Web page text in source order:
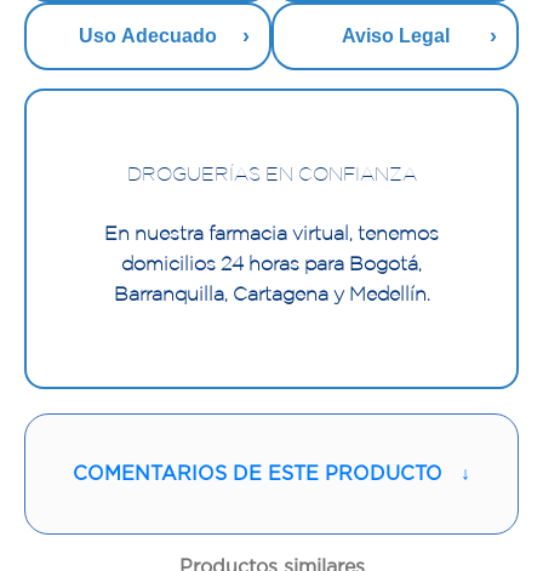
Uso Adecuado Aviso Legal
DROGUERÍAS EN CONFIANZA
En nuestra farmacia virtual, tenemos
domicilios 24 horas para Bogotá,
Barranquilla, Cartagena y Medellín.
COMENTARIOS DE ESTE PRODUCTO ↓
Productos similares